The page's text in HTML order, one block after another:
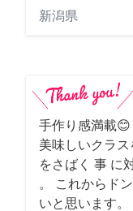
新潟県
手作り感満載😊
美味しいクラ
をさばく 事 に
。 これからド
いと思います